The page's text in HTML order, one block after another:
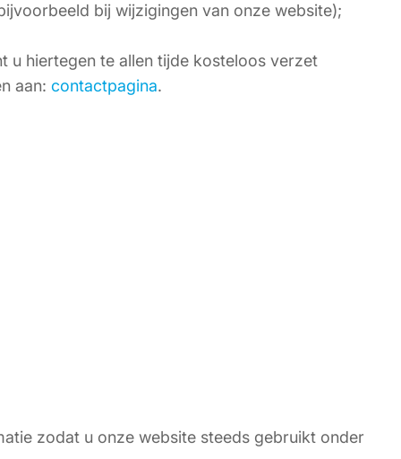
bij wijzigingen van onze website);
u hiertegen te allen tijde kosteloos verzet
aan: contactpagina.
zodat u onze website steeds gebruikt onder